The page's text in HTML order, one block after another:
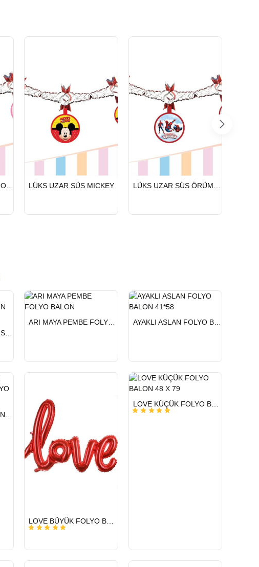
LÜKS UZAR SÜS UNICORN
GÖNDERİ
LÜKS UZAR SÜS MICKEY
GÖNDERİ
18 INC YUVARLAK CİNSİYET FOLYO BALON 43*43
GÖNDERİ
GÖNDERİ
AYAKLI ASLAN FOLYO BALON 41*58
GÖNDERİ
GÖNDERİ
LOVE KÜÇÜK FOLYO BALON 48 X 79